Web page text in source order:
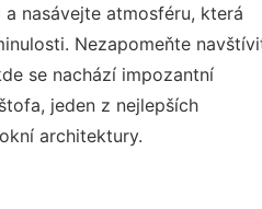
nasávejte atmosféru, která
Nezapomeňte
se nachází impozantní
jeden z nejlepších
architektury.